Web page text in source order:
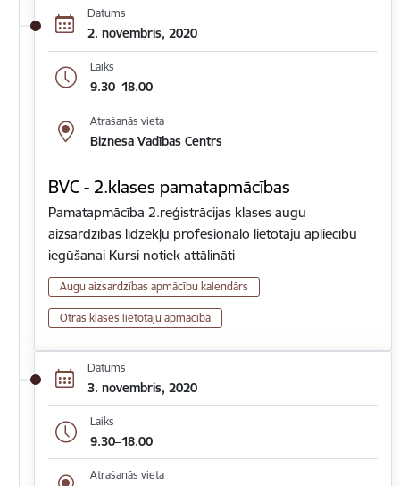
Datums
2. novembris, 2020
Laiks
9.30–18.00
Atrašanās vieta
Biznesa Vadības Centrs
BVC - 2.klases pamatapmācības
Pamatapmācība 2.reģistrācijas klases augu
aizsardzības līdzekļu profesionālo lietotāju apliecību
iegūšanai Kursi notiek attālināti
Augu aizsardzības apmācību kalendārs
Otrās klases lietotāju apmācība
Datums
3. novembris, 2020
Laiks
9.30–18.00
Atrašanās vieta